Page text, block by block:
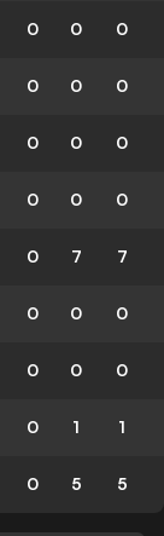
0 0 0
0 0 0
0 0 0
0 0 0
0 7 7
0 0 0
0 0 0
0 1 1
0 5 5